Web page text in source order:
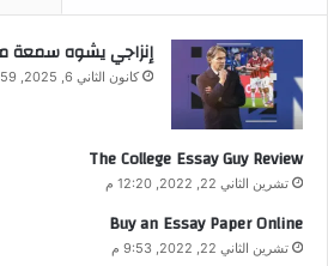
إنزاجي يشوه سمعة
كانون الثاني 6, 2025, 11:59 ص
The College Essay Guy Review
تشرين الثاني 22, 2022, 12:20 م
Buy an Essay Paper Online
تشرين الثاني 22, 2022, 9:53 م